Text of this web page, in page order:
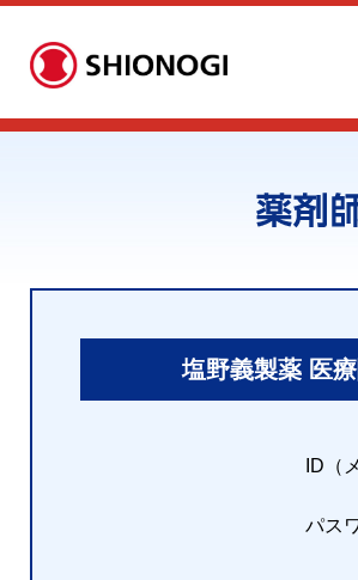
塩野義製薬 医
ID（
パス